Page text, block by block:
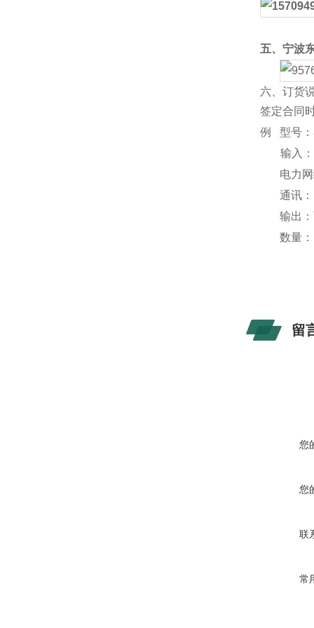
五、宁波
六、订货
签定合同
例
型号：
输入：
电力
通讯：
输出
数量：
留
您
您
联
常